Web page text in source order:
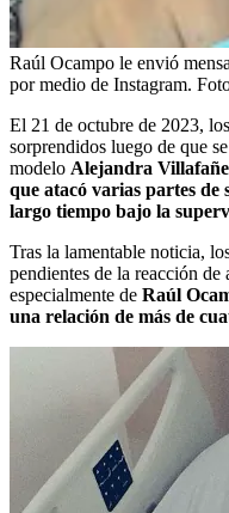
Raúl Ocampo le envió
por medio de Instagram.
El 21 de octubre de 2023,
sorprendidos luego de que
modelo Alejandra
que atacó varias partes
largo tiempo bajo la
Tras la lamentable noticia,
pendientes de la reacción de
especialmente de Raúl
una relación de más de